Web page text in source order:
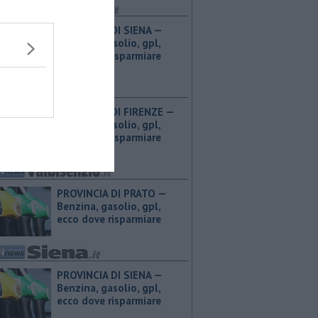
PROVINCIA DI SIENA — ​
Benzina, gasolio, gpl,
ecco dove risparmiare
PROVINCIA DI FIRENZE — ​
Benzina, gasolio, gpl,
ecco dove risparmiare
PROVINCIA DI PRATO — ​
Benzina, gasolio, gpl,
ecco dove risparmiare
PROVINCIA DI SIENA — ​
Benzina, gasolio, gpl,
ecco dove risparmiare